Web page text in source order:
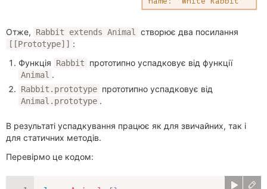
Отже, Rabbit extends Animal створює два посилання
[[Prototype]] :
Функція
Rabbit прототипно успадковує від функції
Animal .
Rabbit.prototype прототипно успадковує від
Animal.prototype .
В результаті успадкування працює як для звичайних, так і
для статичних методів.
Перевірмо це кодом: